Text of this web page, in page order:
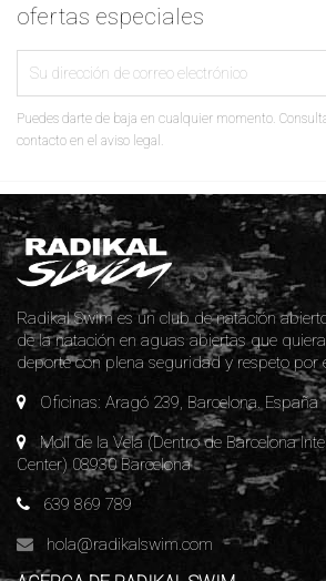
ofertas especiales
Puedes darte de baja en cualquier momento.
contacto en el aviso legal.
Radikal Swim es un club de natación
de la natación en aguas abiertas que
deporte con plena seguridad y respeto por
Oficinas: Aragó 239, Barcelona. España
Moll de la Vela (Dentro de Barcelona
Center) 08930 Barcelona
639 869 789
hola@radikalswim.com